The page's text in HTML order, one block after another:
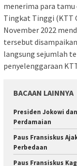
menerima para
Tingkat Tinggi (KTT
November 2022
tersebut
langsung sejumlah
penyelenggaraan
BACAAN LAINNYA
Presiden Jokowi
Perdamaian
Paus Fransiskus
Perbedaan
Paus Fransiskus